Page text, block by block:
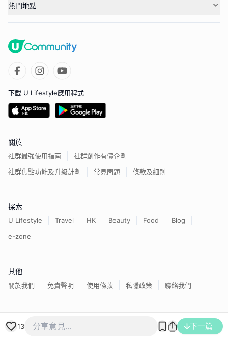
13 下一篇
熱門地點
下載 U Lifestyle應用程式
關於
社群最強使用指南
社群創作有價企劃
社群焦點功能及升級計劃
常見問題 條款及細則
探索
U Lifestyle Travel HK Beauty Food
Blog
e-zone
其他
關於我們 免責聲明 使用條款 私隱政策 聯絡我們
香港經濟日報版權所有©